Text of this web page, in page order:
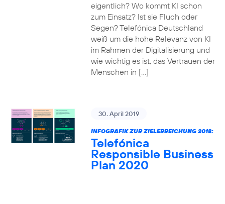
eigentlich? Wo kommt KI schon
zum Einsatz? Ist sie Fluch oder
Segen? Telefónica Deutschland
weiß um die hohe Relevanz von KI
im Rahmen der Digitalisierung und
wie wichtig es ist, das Vertrauen der
Menschen in […]
30. April 2019
INFOGRAFIK ZUR ZIELERREICHUNG 2018:
Telefónica
Responsible Business
Plan 2020